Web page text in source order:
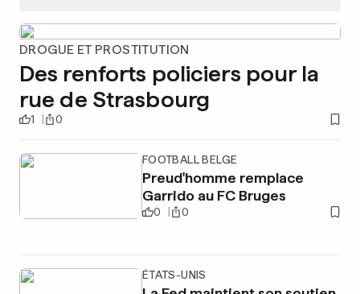
DROGUE ET PROSTITUTION
Des renforts policiers pour la
rue de Strasbourg
1 0
FOOTBALL BELGE
Preud'homme remplace
Garrido au FC Bruges
0 0
ÉTATS-UNIS